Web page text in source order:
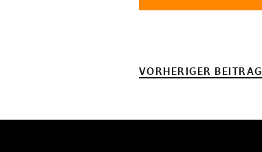
VORHERIGER BEITRAG